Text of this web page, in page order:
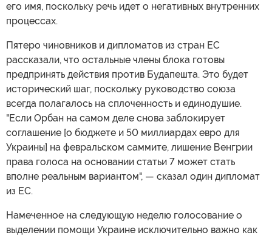
его имя, поскольку речь идет о негативных внутренних
процессах.
Пятеро чиновников и дипломатов из стран ЕС
рассказали, что остальные члены блока готовы
предпринять действия против Будапешта. Это будет
исторический шаг, поскольку руководство союза
всегда полагалось на сплоченность и единодушие.
"Если Орбан на самом деле снова заблокирует
соглашение [о бюджете и 50 миллиардах евро для
Украины] на февральском саммите, лишение Венгрии
права голоса на основании статьи 7 может стать
вполне реальным вариантом", — сказал один дипломат
из ЕС.
Намеченное на следующую неделю голосование о
выделении помощи Украине исключительно важно как